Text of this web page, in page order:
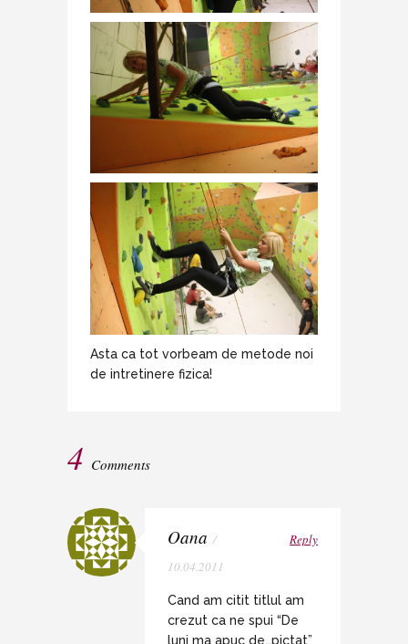
Asta ca tot vorbeam de metode noi
de intretinere fizica!
4 Comments
Oana /
10.04.2011
Reply
Cand am citit titlul am
crezut ca ne spui “De
luni ma apuc de…pictat”